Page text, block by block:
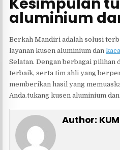
Kesimpulan
aluminium
Berkah Mandiri adalah solusi
layanan kusen aluminium dan
Selatan. Dengan berbagai pilihan
terbaik, serta tim ahli yang
memberikan hasil yang
Anda.tukang kusen aluminium
Author: